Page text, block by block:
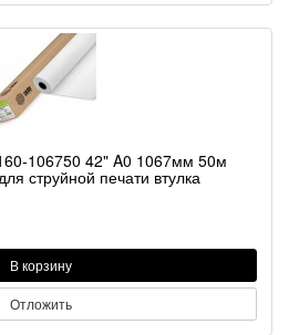
106750 42" A0 1067мм 50м
струйной печати втулка
В корзину
Отложить